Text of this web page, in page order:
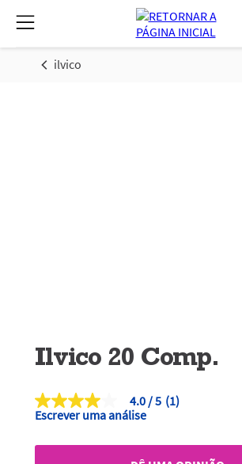
ilvico
Ilvico 20 Comp.
4.0
de
estrelas,
4.0
(1)
Escrever uma análise